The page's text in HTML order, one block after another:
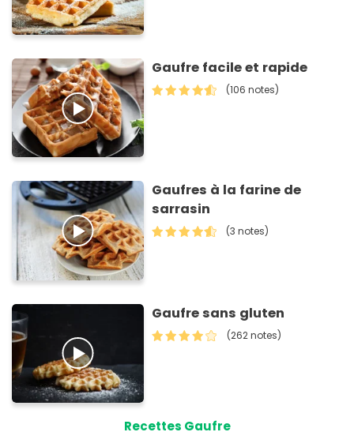
Gaufre facile et rapide
(106 notes)
Gaufres à la farine de
sarrasin
(3 notes)
Gaufre sans gluten
(262 notes)
Recettes Gaufre